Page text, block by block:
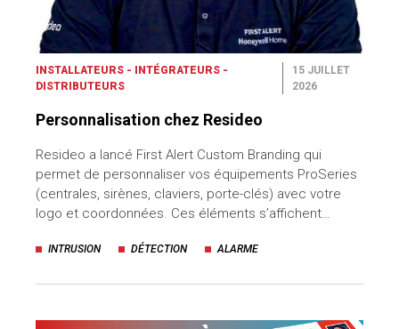
INSTALLATEURS - INTÉGRATEURS -
DISTRIBUTEURS
15 JUILLET
2026
Personnalisation chez Resideo
Resideo a lancé First Alert Custom Branding qui
permet de personnaliser vos équipements ProSeries
(centrales, sirènes, claviers, porte-clés) avec votre
logo et coordonnées. Ces éléments s’affichent…
INTRUSION DÉTECTION ALARME